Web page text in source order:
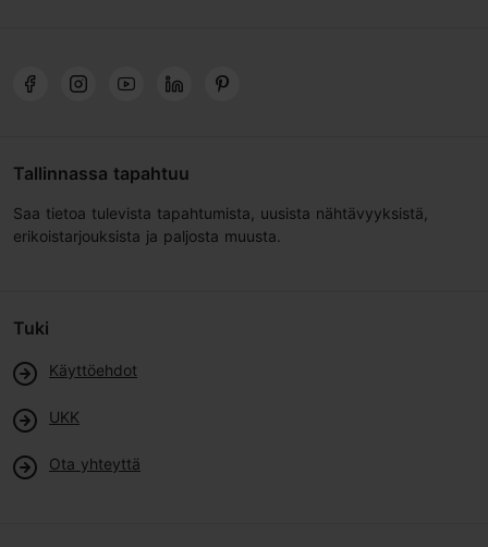
Tallinnassa tapahtuu
Saa tietoa tulevista tapahtumista, uusista nähtävyyksistä,
erikoistarjouksista ja paljosta muusta.
Tuki
Käyttöehdot
UKK
Ota yhteyttä